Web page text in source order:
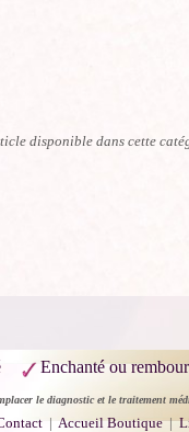
disponible dans cette
Enchanté ou
le diagnostic et le traitement
| Accueil Boutique|